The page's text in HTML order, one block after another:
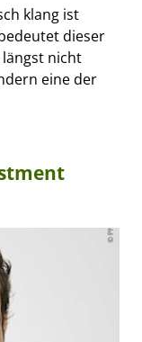
klang ist
dieser
längst nicht
eine der